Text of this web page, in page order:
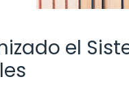
el